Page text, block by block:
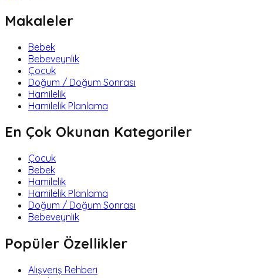
Makaleler
Bebek
Bebeveynlik
Çocuk
Doğum / Doğum Sonrası
Hamilelik
Hamilelik Planlama
En Çok Okunan Kategoriler
Çocuk
Bebek
Hamilelik
Hamilelik Planlama
Doğum / Doğum Sonrası
Bebeveynlik
Popüler Özellikler
Alışveriş Rehberi